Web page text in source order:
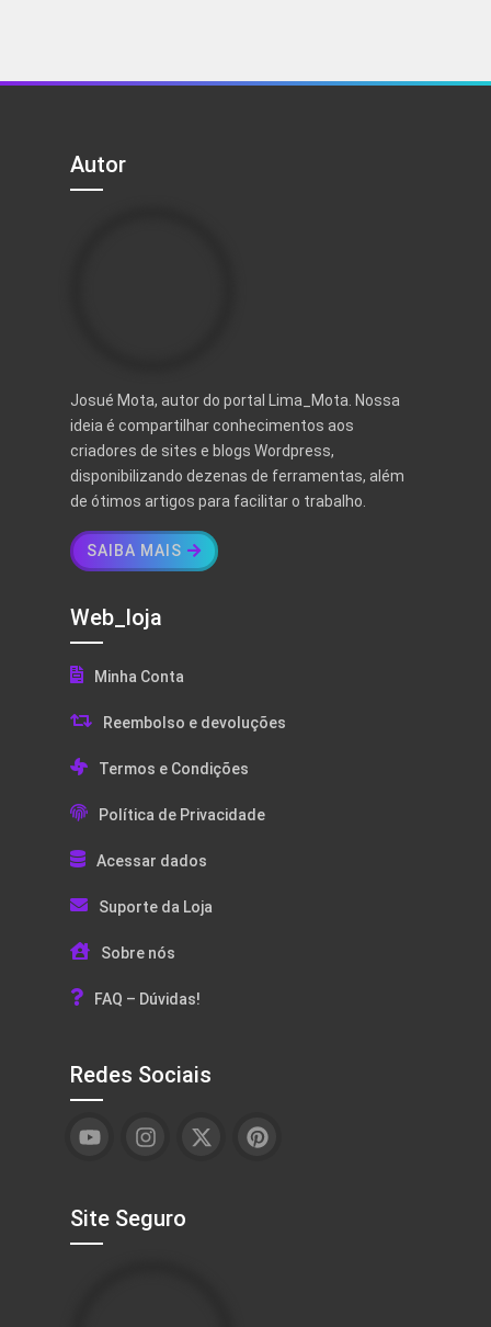
Autor
Josué Mota, autor do portal Lima_Mota. Nossa
ideia é compartilhar conhecimentos aos
criadores de sites e blogs Wordpress,
disponibilizando dezenas de ferramentas, além
de ótimos artigos para facilitar o trabalho.
SAIBA MAIS
Web_loja
Minha Conta
Reembolso e devoluções
Termos e Condições
Política de Privacidade
Acessar dados
Suporte da Loja
Sobre nós
FAQ – Dúvidas!
Redes Sociais
Site Seguro